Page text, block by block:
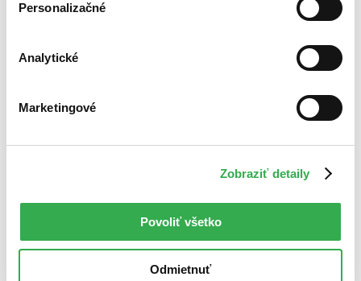
Personalizačné
Analytické
Marketingové
Zobraziť detaily
Povoliť všetko
Odmietnuť
Od prvej časti
Novinky
čítané - mierne opotrebované
vyhovujúci zadaným podmienkam.